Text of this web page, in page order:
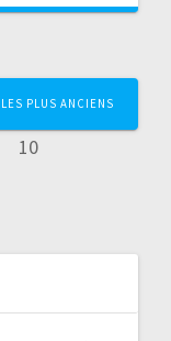
10
PLUS ANCIENS